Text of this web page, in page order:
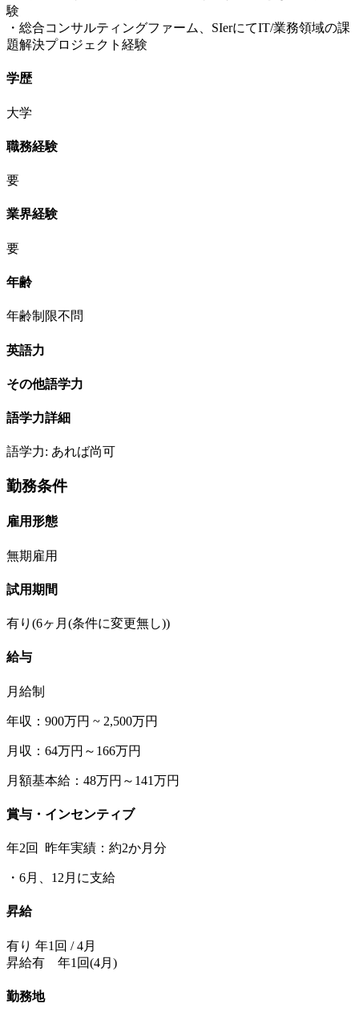
験
・総合コンサルティングファーム、SIerにてIT/業務領域の課
題解決プロジェクト経験
学歴
大学
職務経験
要
業界経験
要
年齢
年齢制限不問
英語力
その他語学力
語学力詳細
語学力: あれば尚可
勤務条件
雇用形態
無期雇用
試用期間
有り(6ヶ月(条件に変更無し))
給与
月給制
年収：900万円 ~ 2,500万円
月収：64万円～166万円
月額基本給：48万円～141万円
賞与・インセンティブ
年2回 昨年実績：約2か月分
・6月、12月に支給
昇給
有り 年1回 / 4月
昇給有 年1回(4月)
勤務地